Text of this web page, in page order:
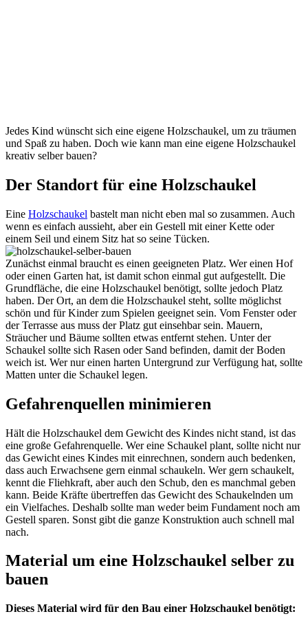
Jedes Kind wünscht sich eine eigene Holzschaukel, um zu träumen
und Spaß zu haben. Doch wie kann man eine eigene Holzschaukel
kreativ selber bauen?
Der Standort für eine Holzschaukel
Eine Holzschaukel bastelt man nicht eben mal so zusammen. Auch
wenn es einfach aussieht, aber ein Gestell mit einer Kette oder
einem Seil und einem Sitz hat so seine Tücken.
Zunächst einmal braucht es einen geeigneten Platz. Wer einen Hof
oder einen Garten hat, ist damit schon einmal gut aufgestellt. Die
Grundfläche, die eine Holzschaukel benötigt, sollte jedoch Platz
haben. Der Ort, an dem die Holzschaukel steht, sollte möglichst
schön und für Kinder zum Spielen geeignet sein. Vom Fenster oder
der Terrasse aus muss der Platz gut einsehbar sein. Mauern,
Sträucher und Bäume sollten etwas entfernt stehen. Unter der
Schaukel sollte sich Rasen oder Sand befinden, damit der Boden
weich ist. Wer nur einen harten Untergrund zur Verfügung hat, sollte
Matten unter die Schaukel legen.
Gefahrenquellen minimieren
Hält die Holzschaukel dem Gewicht des Kindes nicht stand, ist das
eine große Gefahrenquelle. Wer eine Schaukel plant, sollte nicht nur
das Gewicht eines Kindes mit einrechnen, sondern auch bedenken,
dass auch Erwachsene gern einmal schaukeln. Wer gern schaukelt,
kennt die Fliehkraft, aber auch den Schub, den es manchmal geben
kann. Beide Kräfte übertreffen das Gewicht des Schaukelnden um
ein Vielfaches. Deshalb sollte man weder beim Fundament noch am
Gestell sparen. Sonst gibt die ganze Konstruktion auch schnell mal
nach.
Material um eine Holzschaukel selber zu
bauen
Dieses Material wird für den Bau einer Holzschaukel benötigt: